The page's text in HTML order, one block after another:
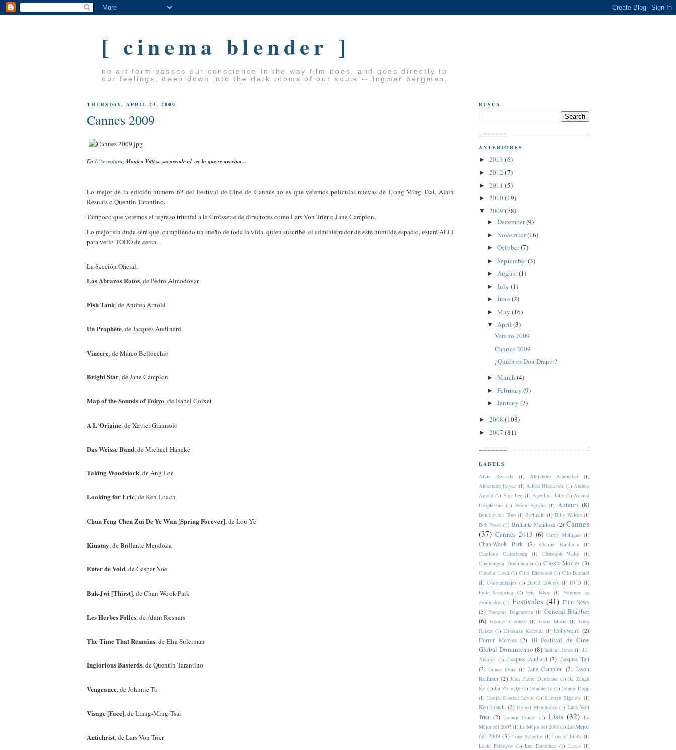
[ cinema blender ]
no art form passes our conscience in the way film does, and goes directly to
our feelings, deep down into the dark rooms of our souls -- ingmar bergman.
THURSDAY, APRIL 23, 2009
Cannes 2009
EnL'Avventura, Monica Vitti se sorprende al ver lo que se avecina...
Lo mejor de la edición número 62 del Festival de Cine de Cannes no es que veremos películas nuevas de Liang-Ming Tsai, Alain
Resnais o Quentin Tarantino.
Tampoco que veremos el regreso triunfal a la Croissette de directores como Lars Von Trier o Jane Campion.
Lo mejor sin duda será que, cumpliendo un sueño de toda la vida, quien suscribe, el administrador de este humilde espacio, estará ALLÍ
para verlo TODO de cerca.
La Sección Oficial:
Los Abrazos Rotos, de Pedro Almodóvar
Fish Tank, de Andrea Arnold
Un Prophète, de Jacques Audinard
Vincere, de Marco Bellocchio
Bright Star, de Jane Campion
Map of the Sounds of Tokyo, de Isabel Coixet
A L'Origine, de Xavier Giannolo
Das Weisse Band, de Michael Haneke
Taking Woodstock, de Ang Lee
Looking for Eric, de Ken Loach
Chun Feng Chen Zui De Ye Wan [Spring Forever], de Lou Ye
Kinatay, de Brillante Mendoza
Enter de Void, de Gaspar Noe
Bak-Jwi [Thirst], de Chan Wook Park
Les Herbes Folles, de Alain Resnais
The Time That Remains, de Elia Suleiman
Inglorious Basterds, de Quentin Tarantino
Vengeance, de Johnnie To
Visage [Face], de Liang-Ming Tsai
Antichrist, de Lars Von Trier
BUSCA
ANTERIORES
► 2013 (6)
► 2012 (7)
► 2011 (5)
► 2010(19)
▼ 2009 (78)
► December(9)
► November(16)
► October(7)
► September(3)
► August(1)
► July (1)
► June (2)
► May (16)
▼ April (3)
Verano 2009
Cannes 2009
¿Quién es Don Draper?
► March (4)
► February (9)
► January (7)
► 2008 (108)
► 2007 (81)
LABELS
Alain Resnais
(1) Alejandro Amenábar
(1)
Alexander Payne (1) Alfred Hitchcock (1) Andrea
Arnold (1) Ang Lee (1) Angelina Jolie (1) Arnaud
Desplechin (1) Atom Egoyan (1) Auteurs (8)
Benicio del Toro (1) Berlinale (1) Billy Wilder (1)
Bob Fosse (1) Brillante Mendoza (2) Cannes
(37) Cannes 2013 (6) Carey Mulligan (1)
Chan-Wook Park (2) Charlie Kaufman
(1)
Charlotte Gainsbourg
(1) Christoph Waltz
(1)
Cinemateca Dominicana (1) Classic Movies (3)
Claudia Llosa (1) Clint Eastwood (1) Clio Barnard
(1) Cortometrajes (1) David Lowery (1) DVD (1)
Emir Kusturica (1) Eric Khoo (1) Estrenos no
estrenados (1) Festivales (41) Film News
(5) François Bégaudeau (1) General Blabber
(6) George Clooney (1) Good Music (1) Greg
Barker (1) Hirokazu Koreeda (1) Hollyweird (2)
Horror Movies (2) III Festival de Cine
Global Dominicano (8) Indiana Jones (1) J.J.
Abrams (1) Jacques Audiard (2) Jacques Tati
(2) James Gray (1) Jane Campion (2) Jason
Reitman (2) Jean Pierre Dardenne (1) Jia Zangh
Ke (1) Jia Zhangke (1) Johnnie To (1) Johnny Depp
(1) Joseph Gordon Levitt (1) Kathryn Bigelow (1)
Ken Loach (2) Kornel Mundruczo (1) Lars Von
Trier (2) Lauren Cantet (1) Lists (32) Lo
Mejor del 2007 (1) Lo Mejor del 2008 (1) Lo Mejor
del 2009 (3) Lone Scherfig (1) Lots of Links (1)
Louie Psihoyos (1) Luc Dardenne (1) Lucas (1)